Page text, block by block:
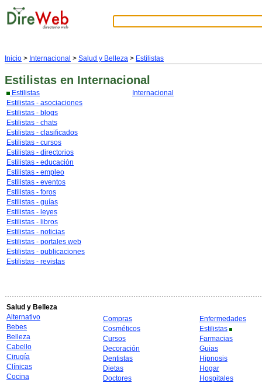
Inicio > Internacional > Salud y Belleza > Estilistas
Estilistas en Internacional
Estilistas
Estilistas - asociaciones
Estilistas - blogs
Estilistas - chats
Estilistas - clasificados
Estilistas - cursos
Estilistas - directorios
Estilistas - educación
Estilistas - empleo
Estilistas - eventos
Estilistas - foros
Estilistas - guías
Estilistas - leyes
Estilistas - libros
Estilistas - noticias
Estilistas - portales web
Estilistas - publicaciones
Estilistas - revistas
Internacional
Salud y Belleza
Alternativo
Bebes
Belleza
Cabello
Cirugía
Clínicas
Cocina
Compras
Cosméticos
Cursos
Decoración
Dentistas
Dietas
Doctores
Enfermedades
Estilistas
Farmacias
Guias
Hipnosis
Hogar
Hospitales